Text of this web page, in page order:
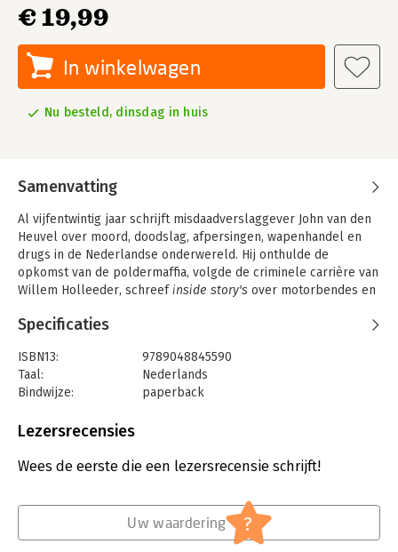
€ 19,99
In winkelwagen
Nu besteld, dinsdag in huis
Samenvatting
Al vijfentwintig jaar schrijft misdaadverslaggever John van den
Heuvel over moord, doodslag, afpersingen, wapenhandel en
drugs in de Nederlandse onderwereld. Hij onthulde de
opkomst van de poldermaffia, volgde de criminele carrière van
Willem Holleeder, schreefinside story's over motorbendes en
en justitie op de voet.
columns zijn kritische visie op misdaadbestrijding en
verhelderende analyses van de ontwikkelingen in de
onderwereld. Zo beschrijft hij onder andere de opkomst van
Holleeder, de moord op Koen Everink, het falen van de
Teeven-deal.
Specificaties
ISBN13:
9789048845590
Taal:
Nederlands
Bindwijze:
paperback
Uitgever:
Verschijningsdatum:
28-2-2019
Thrillers en spanning
Lezersrecensies
Wees de eerste die een lezersrecensie schrijft!
Uw waardering ?